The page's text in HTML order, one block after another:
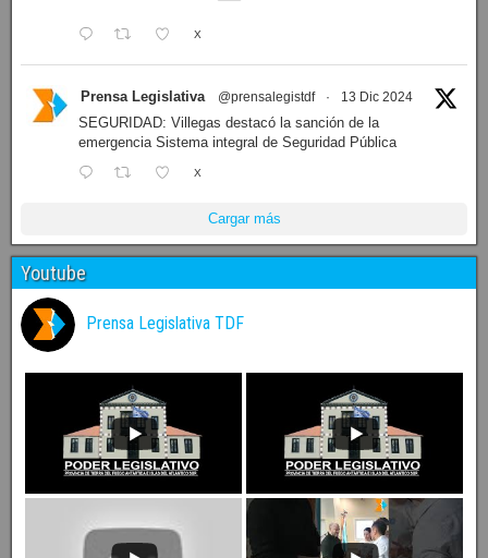
X
Prensa Legislativa @prensalegistdf · 13 Dic 2024
SEGURIDAD: Villegas destacó la sanción de la
emergencia Sistema integral de Seguridad Pública
X
Cargar más
Youtube
Prensa Legislativa TDF